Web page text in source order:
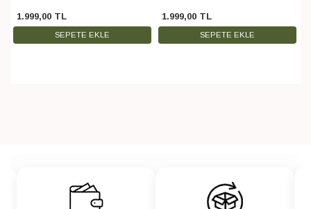
1.999,00 TL
SEPETE EKLE
1.999,00 TL
SEPETE EKLE